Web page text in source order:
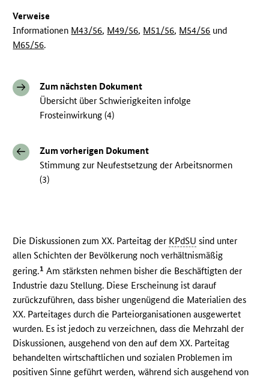
Verweise
Informationen M43/56, M49/56, M51/56, M54/56 und
M65/56.
Zum nächsten Dokument
Übersicht über Schwierigkeiten infolge
Frosteinwirkung (4)
Zum vorherigen Dokument
Stimmung zur Neufestsetzung der Arbeitsnormen
(3)
Die Diskussionen zum XX. Parteitag der KPdSU sind unter
allen Schichten der Bevölkerung noch verhältnismäßig
gering.1 Am stärksten nehmen bisher die Beschäftigten der
Industrie dazu Stellung. Diese Erscheinung ist darauf
zurückzuführen, dass bisher ungenügend die Materialien des
XX. Parteitages durch die Parteiorganisationen ausgewertet
wurden. Es ist jedoch zu verzeichnen, dass die Mehrzahl der
Diskussionen, ausgehend von den auf dem XX. Parteitag
behandelten wirtschaftlichen und sozialen Problemen im
positiven Sinne geführt werden, während sich ausgehend von